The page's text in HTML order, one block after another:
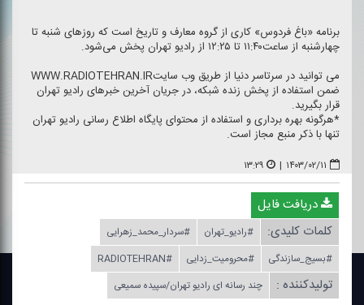
برنامه «باغ فردوس» كاری از گروه معارف و تاریخ است كه روزهای شنبه تا
چهارشنبه از ساعت۱۱:۴۰ تا ۱۲:۲۵ از رادیو تهران پخش می‌شود.
می توانید در سرتاسر دنیا از طریق وب سایتWWW.RADIOTEHRAN.IR
ضمن استفاده از پخش زنده شبكه، در جریان آخرین خبرهای رادیو تهران
قرار بگیرید.
*هرگونه بهره برداری و استفاده از محتوای پایگاه اطلاع رسانی رادیو تهران
تنها با ذكر منبع مجاز است.
۱۴۰۳/۰۲/۱۱ | ۱۳:۲۹
دریافت فایل
کلمات کلیدی:
#رادیو_تهران
#سردار_محمد_زهرایی
#بسیج_سازندگی
#محرومیت_زدایی #RADIOTEHRAN
تولیدکننده : چند رسانه ای رادیو تهران/سپیده سمیعی